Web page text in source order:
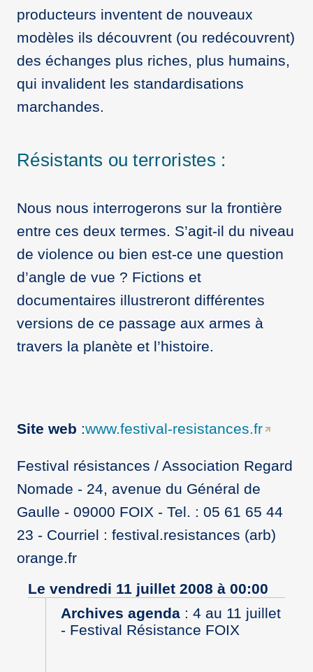
producteurs inventent de nouveaux
modèles ils découvrent (ou redécouvrent)
des échanges plus riches, plus humains,
qui invalident les standardisations
marchandes.
Résistants ou terroristes :
Nous nous interrogerons sur la frontière
entre ces deux termes. S’agit-il du niveau
de violence ou bien est-ce une question
d’angle de vue ? Fictions et
documentaires illustreront différentes
versions de ce passage aux armes à
travers la planète et l’histoire.
Site web :www.festival-resistances.fr
Festival résistances / Association Regard
Nomade - 24, avenue du Général de
Gaulle - 09000 FOIX - Tel. : 05 61 65 44
23 - Courriel : festival.resistances (arb)
orange.fr
Le vendredi 11 juillet 2008 à 00:00
Archives agenda: 4 au 11 juillet
- Festival Résistance FOIX